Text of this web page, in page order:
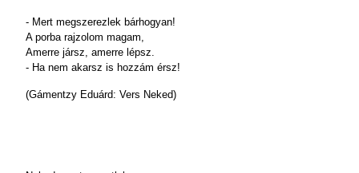
- Mert megszerezlek bárhogyan!
A porba rajzolom magam,
Amerre jársz, amerre lépsz.
- Ha nem akarsz is hozzám érsz!
(Gámentzy Eduárd: Vers Neked)